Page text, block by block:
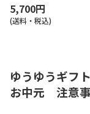
5,700円
(送料・税込)
ゆうゆうギフ
お中元 注意